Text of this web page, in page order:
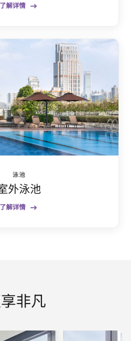
了解详情
泳池
外泳池
了解详情
非凡